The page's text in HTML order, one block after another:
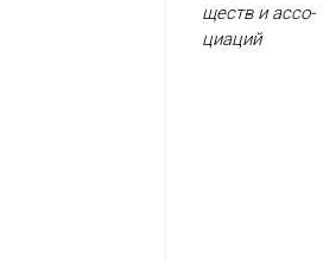
ществ и ас­со­
ци­аций